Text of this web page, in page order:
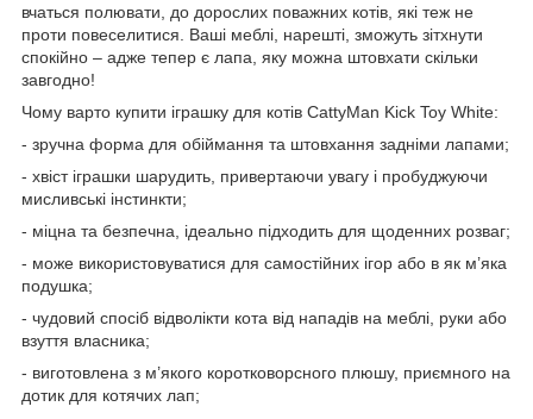
вчаться полювати, до дорослих поважних котів, які теж не
проти повеселитися. Ваші меблі, нарешті, зможуть зітхнути
спокійно – адже тепер є лапа, яку можна штовхати скільки
завгодно!
Чому варто купити іграшку для котів CattyMan Kick Toy White:
- зручна форма для обіймання та штовхання задніми лапами;
- хвіст іграшки шарудить, привертаючи увагу і пробуджуючи
мисливські інстинкти;
- міцна та безпечна, ідеально підходить для щоденних розваг;
- може використовуватися для самостійних ігор або в як м’яка
подушка;
- чудовий спосіб відволікти кота від нападів на меблі, руки або
взуття власника;
- виготовлена з м’якого коротковорсного плюшу, приємного на
дотик для котячих лап;